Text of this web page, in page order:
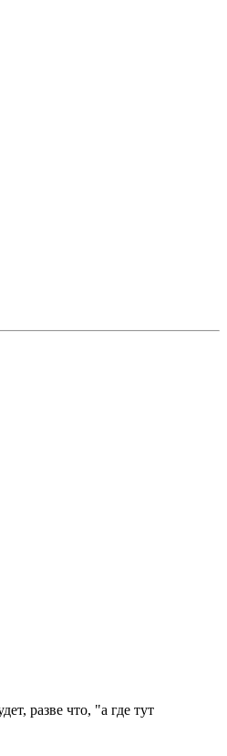
разве что, "а где тут